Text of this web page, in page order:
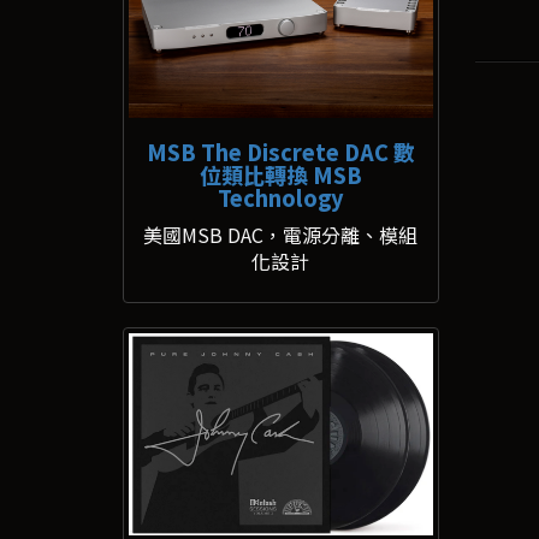
MSB The Discrete DAC 數
位類比轉換 MSB
Technology
美國MSB DAC，電源分離、模組
化設計